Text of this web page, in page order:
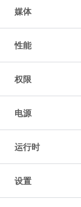
媒体
性能
权限
电源
运行时
设置